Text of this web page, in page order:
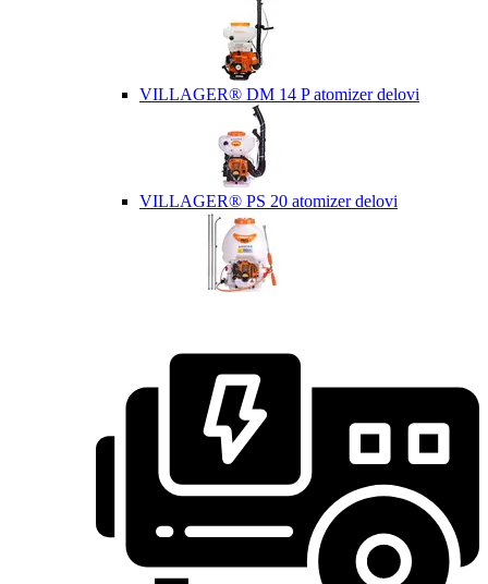
VILLAGER® DM 14 P atomizer delovi
VILLAGER® PS 20 atomizer delovi